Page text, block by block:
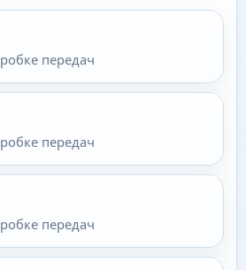
передач
передач
передач